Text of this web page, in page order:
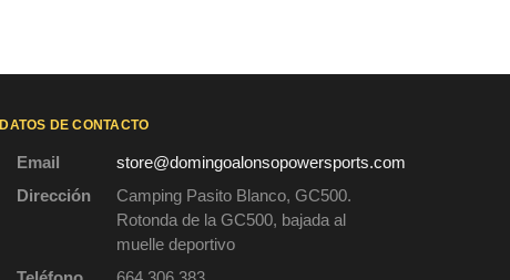
DATOS DE CONTACTO
Email
store@domingoalonsopowersports.com
Dirección
Camping Pasito Blanco, GC500.
Rotonda de la GC500, bajada al
muelle deportivo